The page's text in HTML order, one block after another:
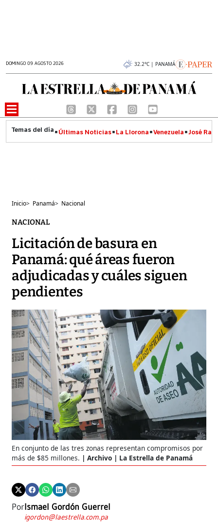
DOMINGO 09 AGOSTO 2026 32.2°C | PANAMÁ
Últimas Noticias La Llorona Venezuela José
Inicio> Panamá> Nacional
NACIONAL
Licitación de basura en
Panamá: qué áreas fueron
adjudicadas y cuáles siguen
pendientes
En conjunto de las tres zonas representan compromisos por
más de $85 millones.
Archivo | La Estrella de Panamá
PorIsmael Gordón Guerrel
igordon@laestrella.com.pa